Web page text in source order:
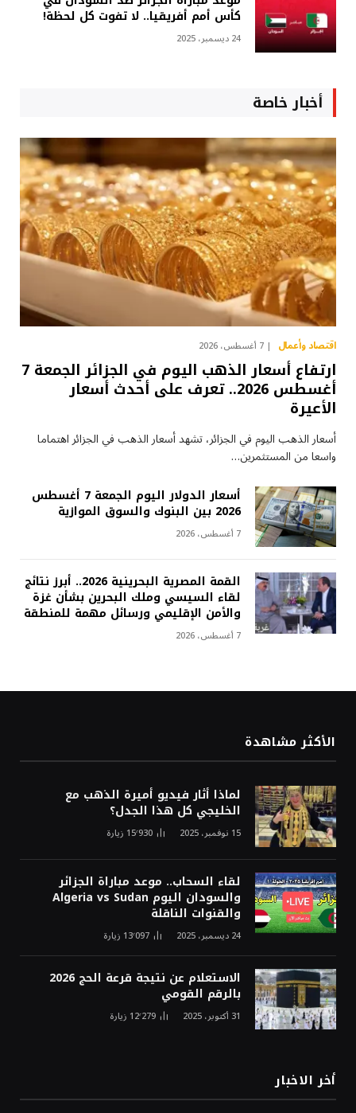
كأس أمم أفريقيا.. لا تفوت كل لحظة!
24 ديسمبر، 2025
أخبار خاصة
اقتصاد وأعمال 7 أغسطس، 2026
ارتفاع أسعار الذهب اليوم في الجزائر الجمعة 7
أغسطس 2026.. تعرف على أحدث أسعار
الأعيرة
أسعار الذهب اليوم في الجزائر، تشهد أسعار الذهب في الجزائر اهتماما
واسعا من المستثمرين…
أسعار الدولار اليوم الجمعة 7 أغسطس
2026 بين البنوك والسوق الموازية
7 أغسطس، 2026
القمة المصرية البحرينية 2026.. أبرز نتائج
لقاء السيسي وملك البحرين بشأن غزة
والأمن الإقليمي ورسائل مهمة للمنطقة
7 أغسطس، 2026
الأكثر مشاهدة
لماذا أثار فيديو أميرة الذهب مع
الخليجي كل هذا الجدل؟
15 نوفمبر، 2025 15٬930 زيارة
لقاء السحاب.. موعد مباراة الجزائر
والسودان اليوم Algeria vs Sudan
والقنوات الناقلة
24 ديسمبر، 2025 13٬097 زيارة
الاستعلام عن نتيجة قرعة الحج 2026
بالرقم القومي
31 أكتوبر، 2025 12٬279 زيارة
أخر الاخبار